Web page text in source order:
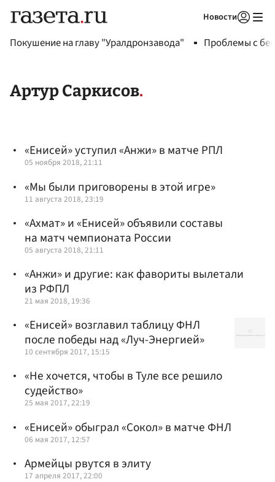
Новости
Покушение на главу "Уралдронзавода" Проблемы с
Артур Саркисов
«Енисей» уступил «Анжи» в матче РПЛ
05 ноября 2018, 21:11
«Мы были приговорены в этой игре»
11 августа 2018, 23:19
«Ахмат» и «Енисей» объявили составы
на матч чемпионата России
05 августа 2018, 21:11
«Анжи» и другие: как фавориты вылетали
из РФПЛ
21 мая 2018, 19:36
«Енисей» возглавил таблицу ФНЛ
после победы над «Луч-Энергией»
10 сентября 2017, 15:15
«Не хочется, чтобы в Туле все решило
судейство»
25 мая 2017, 22:19
«Енисей» обыграл «Сокол» в матче ФНЛ
06 мая 2017, 12:57
Армейцы рвутся в элиту
17 апреля 2017, 22:00